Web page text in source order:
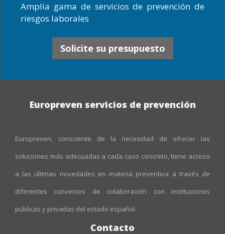
Amplia gama de servicios de prevención de
riesgos laborales
Solicite su presupuesto
Europreven servicios de prevención
Europreven, consciente de la necesidad de ofrecer las
soluciones más adecuadas a cada caso concreto, tiene acceso
a las últimas novedades en materia preventiva a través de
diferentes convenios de colaboración con instituciones
públicas y privadas del estado español.
Contacto